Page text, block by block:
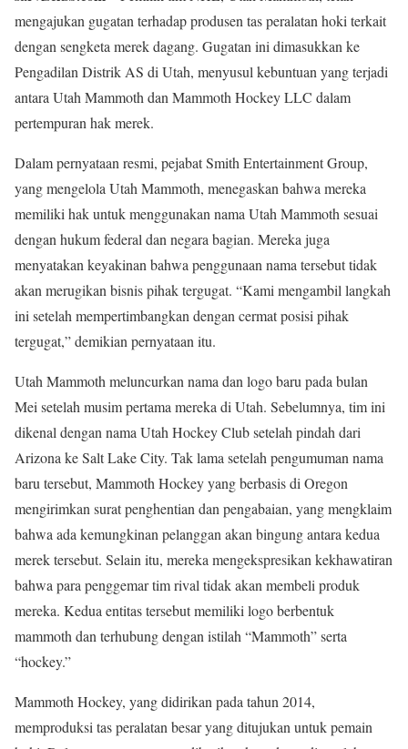
mengajukan gugatan terhadap produsen tas peralatan hoki terkait
dengan sengketa merek dagang. Gugatan ini dimasukkan ke
Pengadilan Distrik AS di Utah, menyusul kebuntuan yang terjadi
antara Utah Mammoth dan Mammoth Hockey LLC dalam
pertempuran hak merek.
Dalam pernyataan resmi, pejabat Smith Entertainment Group,
yang mengelola Utah Mammoth, menegaskan bahwa mereka
memiliki hak untuk menggunakan nama Utah Mammoth sesuai
dengan hukum federal dan negara bagian. Mereka juga
menyatakan keyakinan bahwa penggunaan nama tersebut tidak
akan merugikan bisnis pihak tergugat. “Kami mengambil langkah
ini setelah mempertimbangkan dengan cermat posisi pihak
tergugat,” demikian pernyataan itu.
Utah Mammoth meluncurkan nama dan logo baru pada bulan
Mei setelah musim pertama mereka di Utah. Sebelumnya, tim ini
dikenal dengan nama Utah Hockey Club setelah pindah dari
Arizona ke Salt Lake City. Tak lama setelah pengumuman nama
baru tersebut, Mammoth Hockey yang berbasis di Oregon
mengirimkan surat penghentian dan pengabaian, yang mengklaim
bahwa ada kemungkinan pelanggan akan bingung antara kedua
merek tersebut. Selain itu, mereka mengekspresikan kekhawatiran
bahwa para penggemar tim rival tidak akan membeli produk
mereka. Kedua entitas tersebut memiliki logo berbentuk
mammoth dan terhubung dengan istilah “Mammoth” serta
“hockey.”
Mammoth Hockey, yang didirikan pada tahun 2014,
memproduksi tas peralatan besar yang ditujukan untuk pemain